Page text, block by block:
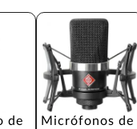
de
Micrófonos de